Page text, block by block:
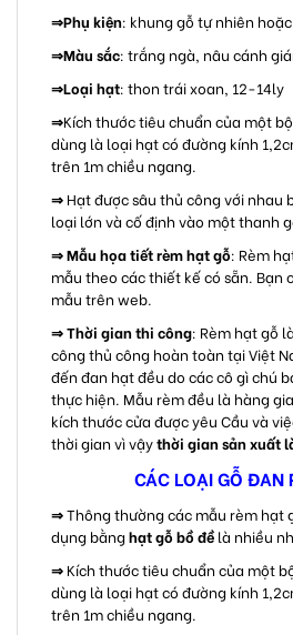
⇒Phụ kiện: khung gỗ tự nhiên
⇒Màu sắc: trắng ngà, nâu cánh
⇒Loại hạt: thon trái xoan, 12-14ly
⇒Kích thước tiêu chuẩn của một
dùng là loại hạt có đường kính
trên 1m chiều ngang.
⇒ Hạt được sâu thủ công với nhau
loại lớn và cố định vào một thanh
⇒Mẫu họa tiết rèm hạt gỗ: Rèm
mẫu theo các thiết kế có sẵn. Bạn
mẫu trên web.
⇒Thời gian thi công: Rèm hạt gỗ
công thủ công hoàn toàn tại Việt
đến đan hạt đều do các cô gì chú
thực hiện. Mẫu rèm đều là hàng
kích thước cửa được yêu Cầu và
thời gian vì vậythời gian sản xuất
CÁC LOẠI GỖ ĐAN
⇒Thông thường các mẫu rèm hạt
dụng bằnghạt gỗ bồ đề là nhiều
⇒ Kích thước tiêu chuẩn của một
dùng là loại hạt có đường kính
trên 1m chiều ngang.